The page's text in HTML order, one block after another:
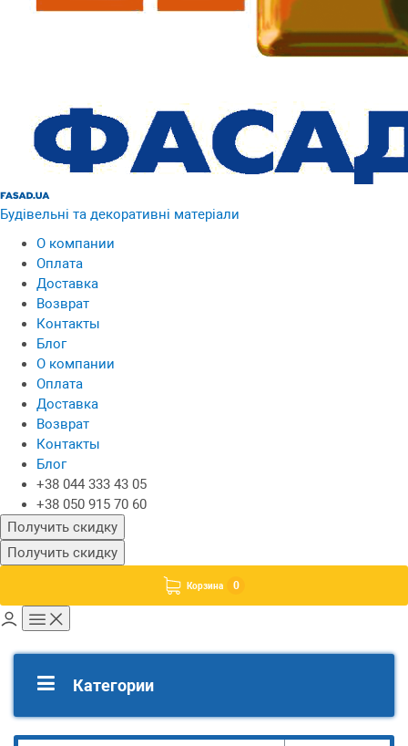
Будівельні та декоративні матеріали
О компании
Оплата
Доставка
Возврат
Контакты
Блог
О компании
Оплата
Доставка
Возврат
Контакты
Блог
+38 044 333 43 05
+38 050 915 70 60
Получить скидку
Получить скидку
Корзина 0
Категории